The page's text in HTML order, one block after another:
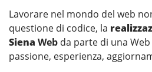
Lavorare nel mondo del web
questione di codice, la
Siena Web da parte di una
passione, esperienza,